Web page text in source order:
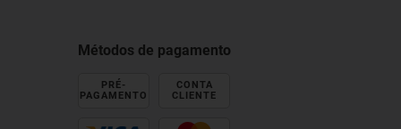
Métodos de pagamento
PRÉ-
PAGAMENTO
CONTA
CLIENTE